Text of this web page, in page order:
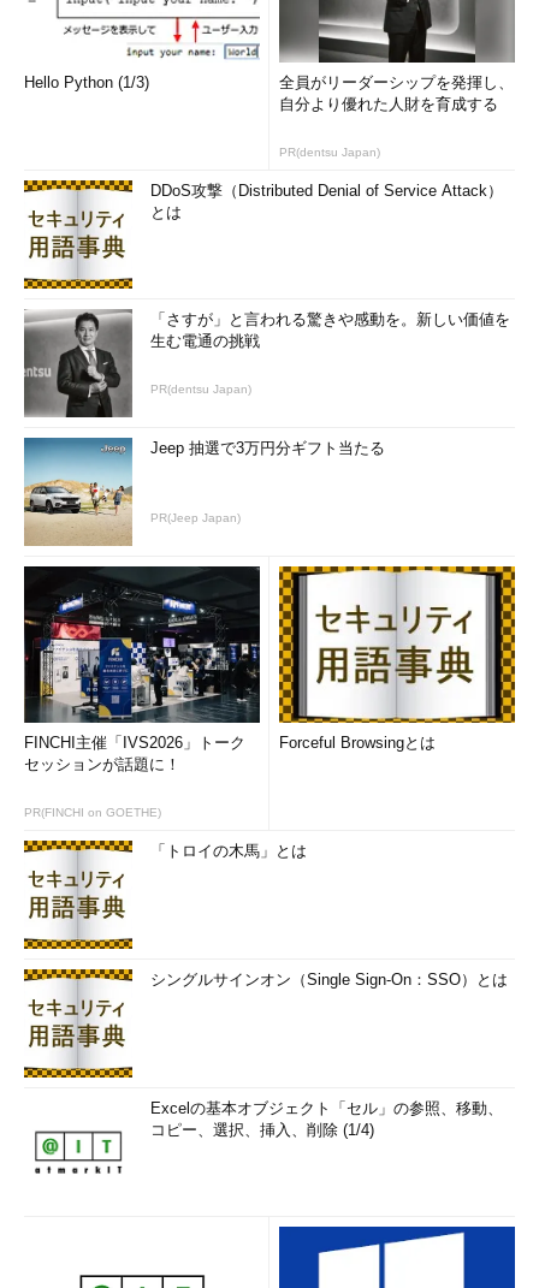
Hello Python (1/3)
全員がリーダーシップを発揮し、
自分より優れた人財を育成する
PR(dentsu Japan)
DDoS攻撃（Distributed Denial of Service Attack）
とは
「さすが」と言われる驚きや感動を。新しい価値を
生む電通の挑戦
PR(dentsu Japan)
Jeep 抽選で3万円分ギフト当たる
PR(Jeep Japan)
FINCHI主催「IVS2026」トーク
セッションが話題に！
PR(FINCHI on GOETHE)
Forceful Browsingとは
「トロイの木馬」とは
シングルサインオン（Single Sign-On：SSO）とは
Excelの基本オブジェクト「セル」の参照、移動、
コピー、選択、挿入、削除 (1/4)